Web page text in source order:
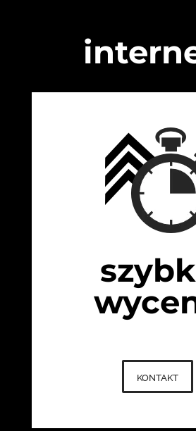
kontakt